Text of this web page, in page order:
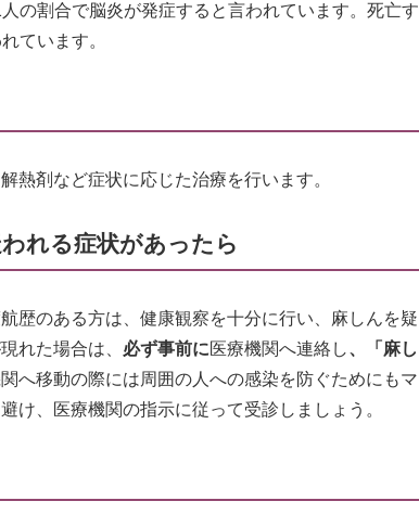
の割合で脳炎が発症すると言われています。死亡す
ています。
熱剤など症状に応じた治療を行います。
れる症状があったら
歴のある方は、健康観察を十分に行い、麻しんを疑
れた場合は、 必ず事前に医療機関へ連絡し、「麻し
へ移動の際には周囲の人への感染を防ぐためにもマ
け、医療機関の指示に従って受診しましょう。​